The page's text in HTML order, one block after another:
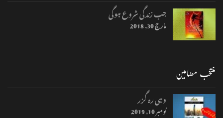
جب زندگی شروع ہوگی
مارچ 30, 2018
منتخب مضامین
وہی رہ گزر
نومبر 10, 2019